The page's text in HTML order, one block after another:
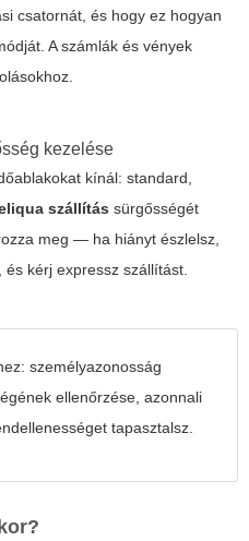
csatornát, és hogy ez hogyan
A számlák és vények
kezelése
kínál: standard,
szállítás sürgősségét
meg — ha hiányt észlelsz,
kérj expressz szállítást.
személyazonosság
ellenőrzése, azonnali
tapasztalsz.